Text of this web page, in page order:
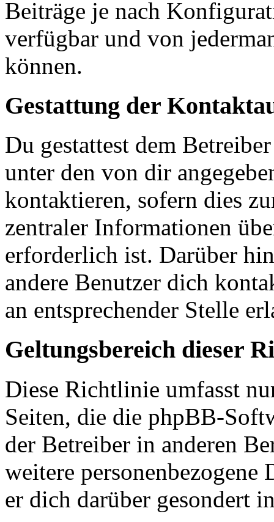
Beiträge je nach
verfügbar und von
können.
Gestattung der
Du gestattest dem
unter den von dir
kontaktieren, sofern dies
zentraler Informationen
erforderlich ist. Darüber
andere Benutzer dich
an entsprechender Stelle
Geltungsbereich dieser
Diese Richtlinie umfasst
Seiten, die die phpBB-
der Betreiber in anderen
weitere personenbezogene
er dich darüber gesondert